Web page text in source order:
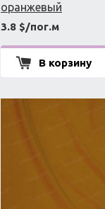
оранжевый
3.8 $/пог.м
В корзину